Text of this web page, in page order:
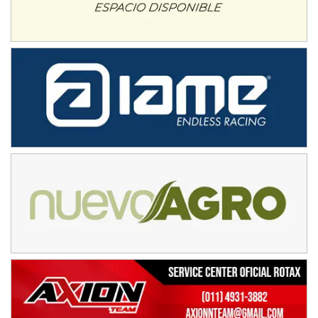
APAK - F6
Ciudad de Zárate (Asfalto)
Zárate (Buenos Aires)
PROKART METROPOLITANO - F1
Rubén Luis Di Palma (Asfalto)
Ciudad Evita (Buenos Aires)
AKPS - F6
CORDOBES ASFALTO - F7
Complejo Valentín Lauret (Tierra)
Parque de la Velocidad (Asfalto)
Villaguay (Entre Ríos)